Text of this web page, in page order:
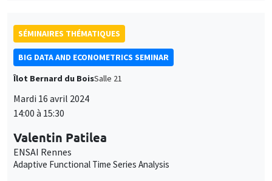
SÉMINAIRES THÉMATIQUES
BIG DATA AND ECONOMETRICS SEMINAR
Îlot Bernard du BoisSalle 21
Mardi 16 avril 2024
14:00 à 15:30
Valentin Patilea
ENSAI Rennes
Adaptive Functional Time Series Analysis
Utilisation
des
données
personnelles
fonctionnement, analyser la fréquentation du site et proposer des
contenus multimédias. Vous êtes libre d’accepter, de refuser ou de
modifié à tout moment depuis le lien « Gestion des cookies »
accessible en bas de page. Pour en savoir plus, consultez notre
politique de confidentialité.